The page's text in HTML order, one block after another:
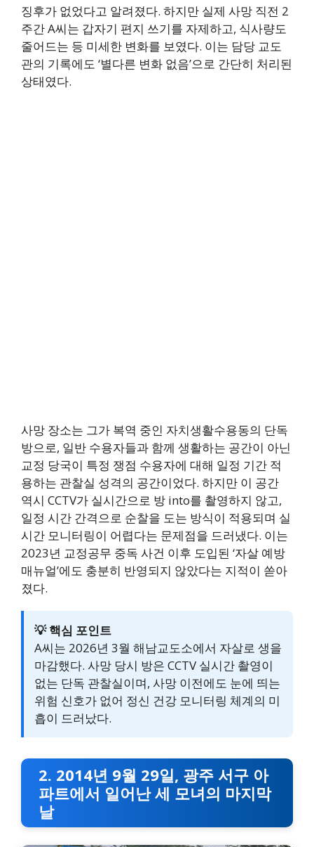
징후가 없었다고 알려졌다. 하지만 실제 사망 직전 2
주간 A씨는 갑자기 편지 쓰기를 자제하고, 식사량도
줄어드는 등 미세한 변화를 보였다. 이는 담당 교도
관의 기록에도 ‘별다른 변화 없음’으로 간단히 처리된
상태였다.
사망 장소는 그가 복역 중인 자치생활수용동의 단독
방으로, 일반 수용자들과 함께 생활하는 공간이 아닌
교정 당국이 특정 쟁점 수용자에 대해 일정 기간 적
용하는 관찰실 성격의 공간이었다. 하지만 이 공간
역시 CCTV가 실시간으로 방 into를 촬영하지 않고,
일정 시간 간격으로 순찰을 도는 방식이 적용되며 실
시간 모니터링이 어렵다는 문제점을 드러냈다. 이는
2023년 교정공무 중독 사건 이후 도입된 ‘자살 예방
매뉴얼’에도 충분히 반영되지 않았다는 지적이 쏟아
졌다.
💡 핵심 포인트
A씨는 2026년 3월 해남교도소에서 자살로 생을
마감했다. 사망 당시 방은 CCTV 실시간 촬영이
없는 단독 관찰실이며, 사망 이전에도 눈에 띄는
위험 신호가 없어 정신 건강 모니터링 체계의 미
흡이 드러났다.
2. 2014년 9월 29일, 광주 서구 아
파트에서 일어난 세 모녀의 마지막
날